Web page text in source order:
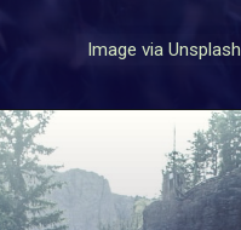
Image via Unsplash